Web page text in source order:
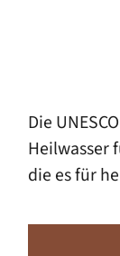
Die
Heilwasser
die es für